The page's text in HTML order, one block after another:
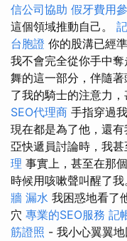
信公司協助 假牙費用
這個領域推動自己。
台胞證 你的股溝已經
我不會完全從你手中奪
舞的這一部分，伴隨
了我的騎士的注意力
SEO代理商 手指穿過
現在都是為了他，還
亞快遞員討論時，我甚
理 事實上，甚至在那
時候用咳嗽聲叫醒了我
牆 漏水 我困惑地看了
穴 專業的SEO服務 記
筋證照 - 我小心翼翼地